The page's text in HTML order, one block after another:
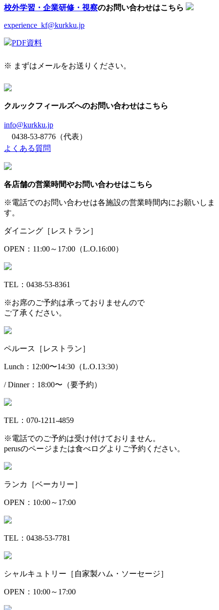
校外学習・企業研修・視察のお問い合わせはこちら
experience_kf@kurkku.jp
PDF資料
※ まずはメールをお送りください。
クルックフィールズへのお問い合わせはこちら
info@kurkku.jp
0438-53-8776（代表）
よくある質問
各店舗の営業時間やお問い合わせはこちら
※電話でのお問い合わせは各施設の営業時間内にお願いしま
す。
ダイニング［レストラン］
OPEN：11:00～17:00（L.O.16:00）
TEL：0438-53-8361
※お席のご予約は承っておりませんので
ご了承ください。
ペルース［レストラン］
Lunch：12:00〜14:30（L.O.13:30）
/ Dinner：18:00〜（要予約）
TEL：070-1211-4859
※電話でのご予約は受け付けておりません。
perusのページまたは食べログよりご予約ください。
ランカ［ベーカリー］
OPEN：10:00～17:00
TEL：0438-53-7781
シャルキュトリー［自家製ハム・ソーセージ］
OPEN：10:00～17:00